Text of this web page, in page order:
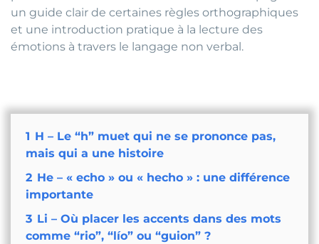
un guide clair de certaines règles orthographiques
et une introduction pratique à la lecture des
émotions à travers le langage non verbal.
1 H – Le “h” muet qui ne se prononce pas,
mais qui a une histoire
2 He – « echo » ou « hecho » : une différence
importante
3 Li – Où placer les accents dans des mots
comme “rio”, “lío” ou “guion” ?